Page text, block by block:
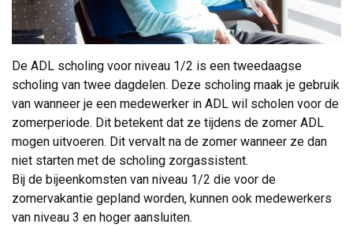
De ADL scholing voor niveau 1/2 is een tweedaagse
scholing van twee dagdelen. Deze scholing maak je gebruik
van wanneer je een medewerker in ADL wil scholen voor de
zomerperiode. Dit betekent dat ze tijdens de zomer ADL
mogen uitvoeren. Dit vervalt na de zomer wanneer ze dan
niet starten met de scholing zorgassistent.
Bij de bijeenkomsten van niveau 1/2 die voor de
zomervakantie gepland worden, kunnen ook medewerkers
van niveau 3 en hoger aansluiten.